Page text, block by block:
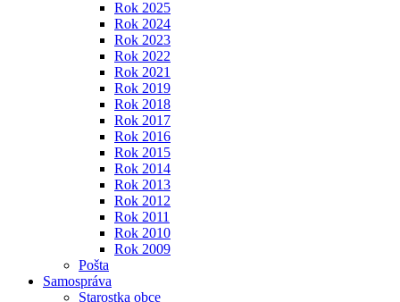
Rok 2025
Rok 2024
Rok 2023
Rok 2022
Rok 2021
Rok 2019
Rok 2018
Rok 2017
Rok 2016
Rok 2015
Rok 2014
Rok 2013
Rok 2012
Rok 2011
Rok 2010
Rok 2009
Pošta
Samospráva
Starostka obce